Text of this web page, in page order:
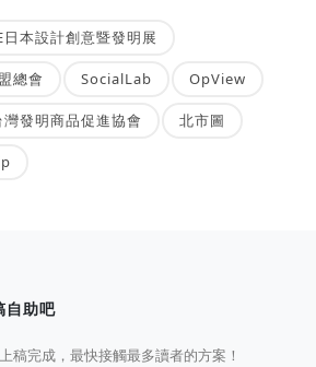
日本設計創意暨發明展
總會 SocialLab OpView
灣發明商品促進協會 北市圖
自助吧
稿完成，最快接觸最多讀者的方案！